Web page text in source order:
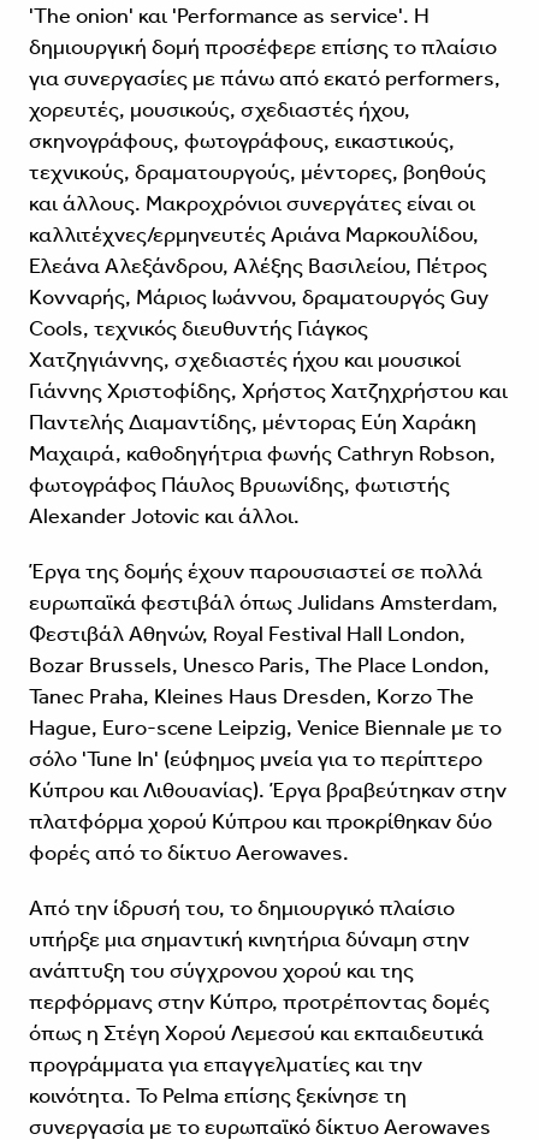
'The onion' και 'Performance as service'. Η
δημιουργική δομή προσέφερε επίσης το πλαίσιο
για συνεργασίες με πάνω από εκατό performers,
χορευτές, μουσικούς, σχεδιαστές ήχου,
σκηνογράφους, φωτογράφους, εικαστικούς,
τεχνικούς, δραματουργούς, μέντορες, βοηθούς
και άλλους. Μακροχρόνιοι συνεργάτες είναι οι
καλλιτέχνες/ερμηνευτές Αριάνα Μαρκουλίδου,
Ελεάνα Αλεξάνδρου, Αλέξης Βασιλείου, Πέτρος
Κονναρής, Μάριος Ιωάννου, δραματουργός Guy
Cools, τεχνικός διευθυντής Γιάγκος
Χατζηγιάννης, σχεδιαστές ήχου και μουσικοί
Γιάννης Χριστοφίδης, Χρήστος Χατζηχρήστου και
Παντελής Διαμαντίδης, μέντορας Εύη Χαράκη
Μαχαιρά, καθοδηγήτρια φωνής Cathryn Robson,
φωτογράφος Πάυλος Βρυωνίδης, φωτιστής
Alexander Jotovic και άλλοι.
Έργα της δομής έχουν παρουσιαστεί σε πολλά
ευρωπαϊκά φεστιβάλ όπως Julidans Amsterdam,
Φεστιβάλ Αθηνών, Royal Festival Hall London,
Bozar Brussels, Unesco Paris, The Place London,
Tanec Praha, Kleines Haus Dresden, Korzo The
Hague, Euro-scene Leipzig, Venice Biennale με το
σόλο 'Tune In' (εύφημος μνεία για το περίπτερο
Κύπρου και Λιθουανίας). Έργα βραβεύτηκαν στην
πλατφόρμα χορού Κύπρου και προκρίθηκαν δύο
φορές από το δίκτυο Aerowaves.
Από την ίδρυσή του, το δημιουργικό πλαίσιο
υπήρξε μια σημαντική κινητήρια δύναμη στην
ανάπτυξη του σύγχρονου χορού και της
περφόρμανς στην Κύπρο, προτρέποντας δομές
όπως η Στέγη Χορού Λεμεσού και εκπαιδευτικά
προγράμματα για επαγγελματίες και την
κοινότητα. Το Pelma επίσης ξεκίνησε τη
συνεργασία με το ευρωπαϊκό δίκτυο Aerowaves